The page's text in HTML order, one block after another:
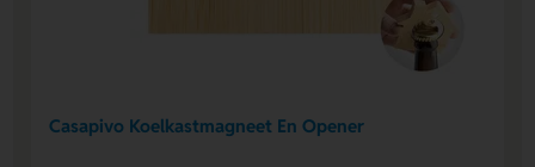
Casapivo Koelkastmagneet En Opener